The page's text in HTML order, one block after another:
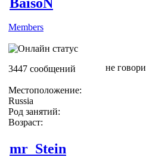
Members
3447 сообщений
Местоположение:
Russia
Род занятий:
Возраст:
не говори
mr_Stein